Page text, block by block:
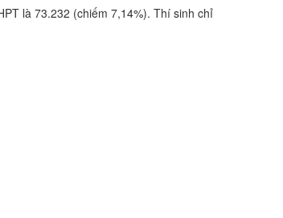
là 73.232 (chiếm 7,14%). Thí sinh chỉ